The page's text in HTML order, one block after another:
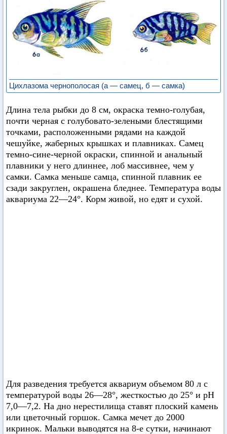
Цихлазома чернополосая (а — самец, б — самка)
Длина тела рыбки до 8 см, окраска темно-голубая,
почти черная с голубовато-зелеными блестящими
точками, расположенными рядами на каждой
чешуйке, жаберных крышках и плавниках. Самец
темно-сине-черной окраски, спинной и анальный
плавники у него длиннее, лоб массивнее, чем у
самки. Самка меньше самца, спинной плавник ее
сзади закруглен, окрашена бледнее. Температура воды
аквариума 22—24°. Корм живой, но едят и сухой.
Для разведения требуется аквариум объемом 80 л с
температурой воды 26—28°, жесткостью до 25° и pH
7,0—7,2. На дно нерестилища ставят плоский камень
или цветочный горшок. Самка мечет до 2000
икринок. Мальки выводятся на 8-е сутки, начинают